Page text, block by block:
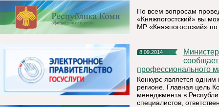
По всем вопросам
«Княжпогостский» вы
МР «Княжпогостский»
8.09.2014
Министерство экономического развития Республики Коми
сообщает
профессионального
Конкурс является
регионе. Главная цель
менеджмента в
специалистов,